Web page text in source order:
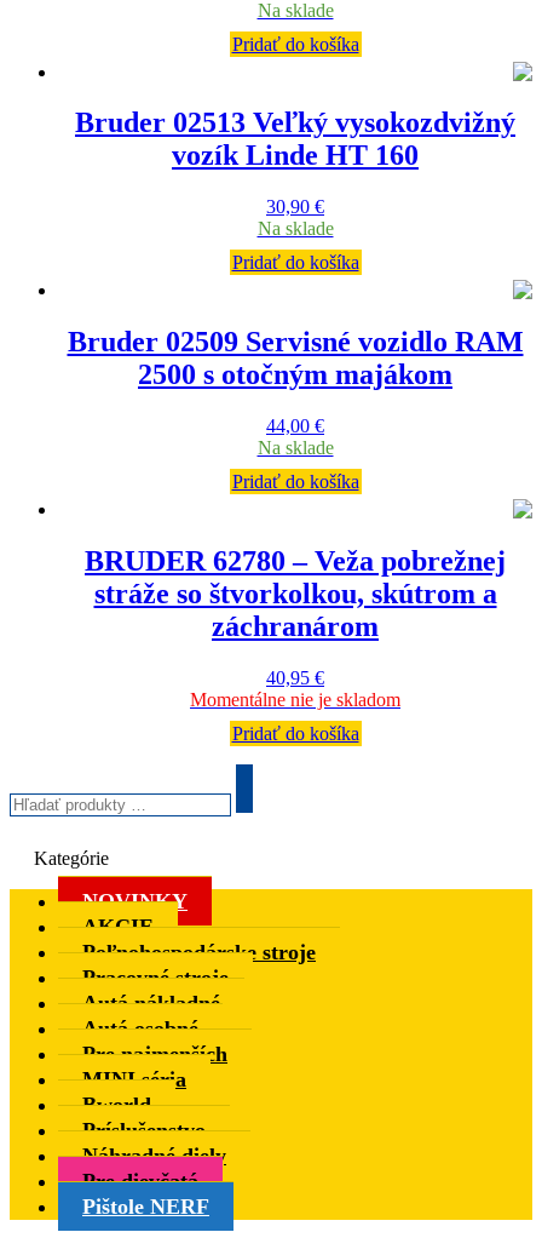
Na sklade
Pridať do košíka
Bruder 02513 Veľký vysokozdvižný
vozík Linde HT 160
30,90 €
Na sklade
Pridať do košíka
Bruder 02509 Servisné vozidlo RAM
2500 s otočným majákom
44,00 €
Na sklade
Pridať do košíka
BRUDER 62780 – Veža pobrežnej
stráže so štvorkolkou, skútrom a
záchranárom
40,95 €
Momentálne nie je skladom
Pridať do košíka
produkty
…
Kategórie
NOVINKY
AKCIE
Poľnohospodárske stroje
Pracovné stroje
Autá nákladné
Autá osobné
Pre najmenších
MINI séria
Bworld
Príslušenstvo
Náhradné diely
Pre dievčatá
Pištole NERF